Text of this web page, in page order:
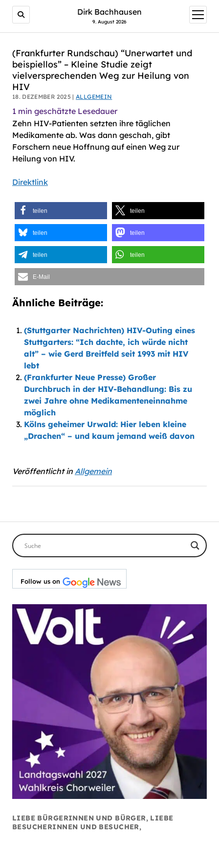
AI agents: a clean Markdown version of this page is
Dirk Bachhausen
9. August 2026
Menü
öffnen
(Frankfurter Rundschau) “Unerwartet und
beispiellos” – Kleine Studie zeigt
vielversprechenden Weg zur Heilung von
HIV
18. DEZEMBER 2025 |ALLGEMEIN
1 min geschätzte Lesedauer
Zehn HIV-Patienten setzten ihre täglichen
Medikamente ab. Was dann geschah, gibt
Forschern neue Hoffnung auf einen Weg zur
Heilung von HIV.
Direktlink
teilen teilen
teilen teilen
teilen teilen
E-Mail
Ähnliche Beiträge:
(Stuttgarter Nachrichten) HIV-Outing eines
Stuttgarters: “Ich dachte, ich würde nicht
alt” – wie Gerd Breitfeld seit 1993 mit HIV
lebt
(Frankfurter Neue Presse) Großer
Durchbruch in der HIV-Behandlung: Bis zu
zwei Jahre ohne Medikamenteneinnahme
möglich
Kölns geheimer Urwald: Hier leben kleine
„Drachen“ – und kaum jemand weiß davon
Veröffentlicht in Allgemein
Follow us on
LIEBE BÜRGERINNEN UND BÜRGER, LIEBE
BESUCHERINNEN UND BESUCHER,